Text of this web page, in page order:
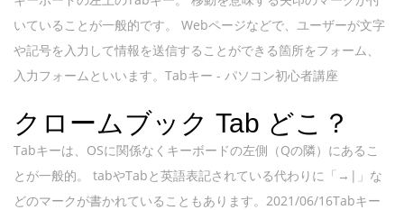
いていることが一般的です。 Webページなどで、ユーザーが文字
や記号を入力して情報を送信することができる箇所をフォーム、
入力フォームといいます。Tabキー - パソコン初心者講座
クロームブック Tab どこ？
Tabキーは、OSに関係なくキーボードの左側（Qの隣）にあるこ
とが一般的。 tabやTabと英語表記されている代わりに「→|」な
どのマークが書かれていることもあります。2021/06/16Tabキー